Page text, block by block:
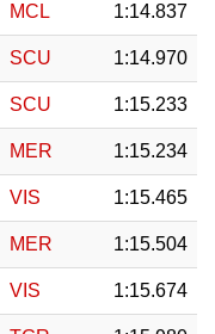
MCL 1:14.837
SCU 1:14.970
SCU 1:15.233
MER 1:15.234
VIS 1:15.465
MER 1:15.504
VIS 1:15.674